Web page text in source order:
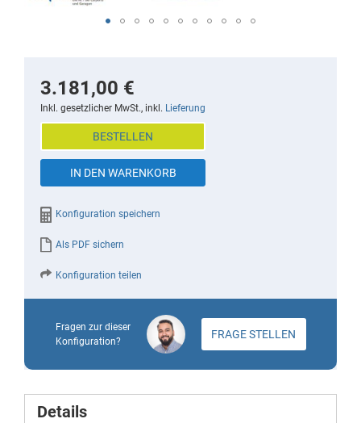
beginning
images
3.181,00 €
Inkl. gesetzlicher MwSt., inkl. Lieferung
IN DEN WARENKORB
BESTELLEN
Konfiguration speichern
Als PDF sichern
Konfiguration teilen
Fragen zur dieser
Konfiguration?
FRAGE STELLEN
Details